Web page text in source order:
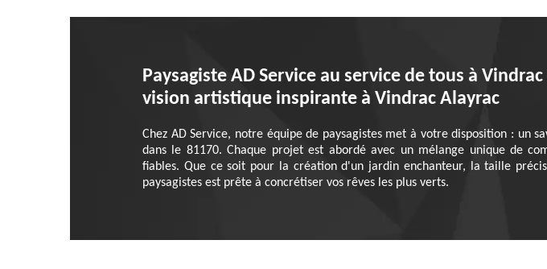
Paysagiste AD Service au service de tous à
vision artistique inspirante à Vindrac Alayrac
Chez AD Service, notre équipe de paysagistes met à votre disposition :
dans le 81170. Chaque projet est abordé avec un mélange unique de
fiables. Que ce soit pour la création d'un jardin enchanteur, la taille
paysagistes est prête à concrétiser vos rêves les plus verts.